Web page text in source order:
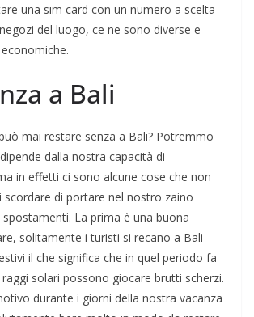
una sim card con un numero a scelta
del luogo, ce ne sono diverse e
a Bali
mai restare senza a Bali? Potremmo
dalla nostra capacità di
in effetti ci sono alcune cose che non
di portare nel nostro zaino
La prima è una buona
solitamente i turisti si recano a Bali
il che significa che in quel periodo fa
solari possono giocare brutti scherzi.
durante i giorni della nostra vacanza